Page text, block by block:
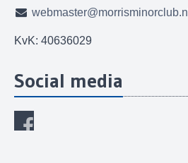
webmaster@morrisminorclub.nl
KvK: 40636029
Social media